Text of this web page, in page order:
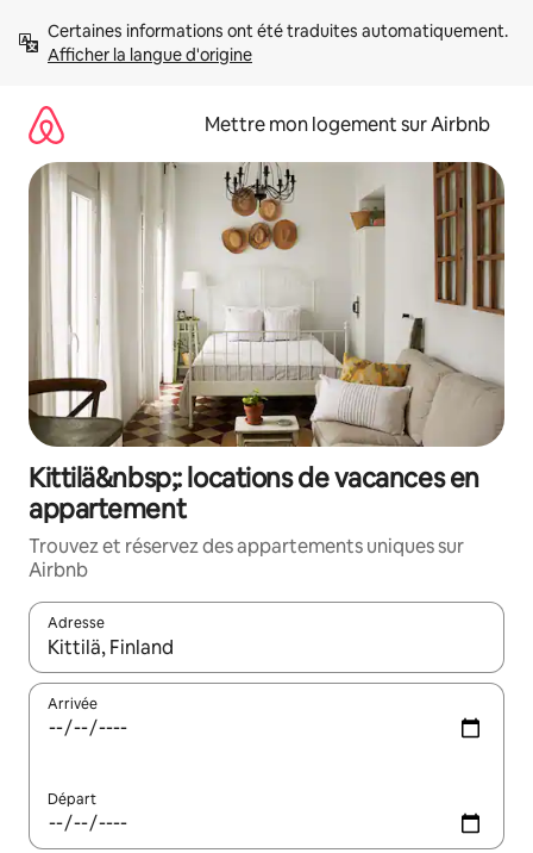
directement
Afficher la langue d'origine
Mettre mon logement sur Airbnb
Kittilä&nbsp;: locations de vacances en
appartement
Trouvez et réservez des appartements uniques sur
Airbnb
Adresse
Lorsque les résultats s'affichent, utilisez les flèches vers le
Arrivée
Départ